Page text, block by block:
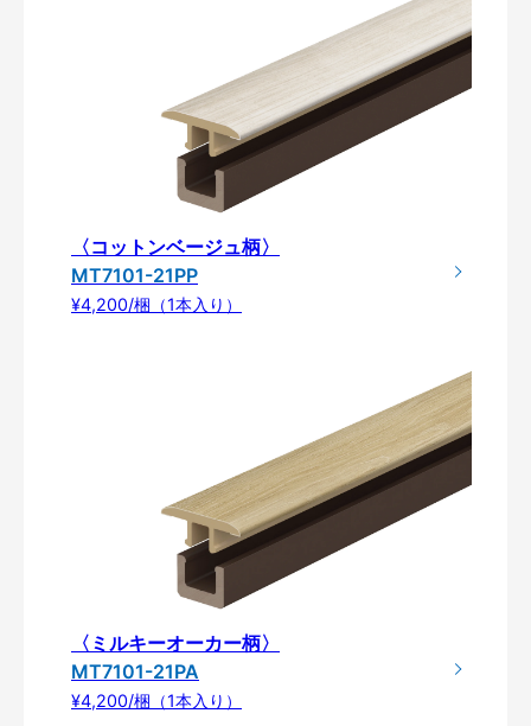
〈コットンベージュ柄〉
MT7101-21PP
¥4,200/梱（1本入り）
〈ミルキーオーカー柄〉
MT7101-21PA
¥4,200/梱（1本入り）